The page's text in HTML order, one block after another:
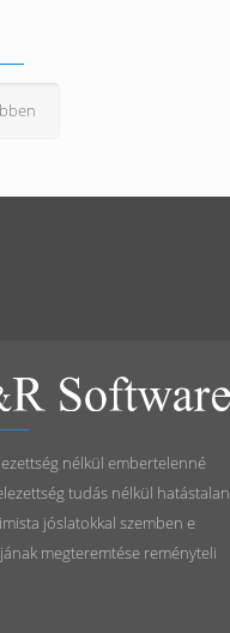
nélkül embertelenné
tudás nélkül hatástalan
jóslatokkal szemben e
megteremtése reményteli